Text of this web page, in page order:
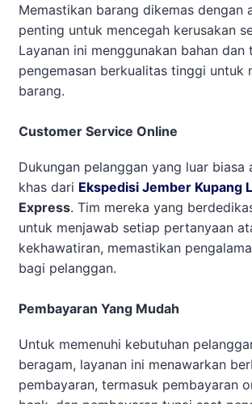
Memastikan barang dikemas dengan
penting untuk mencegah kerusakan
Layanan ini menggunakan bahan dan
pengemasan berkualitas tinggi untuk
barang.
Customer Service Online
Dukungan pelanggan yang luar biasa
khas dari Ekspedisi Jember Kupang
Express. Tim mereka yang
untuk menjawab setiap pertanyaan
kekhawatiran, memastikan
bagi pelanggan.
Pembayaran Yang Mudah
Untuk memenuhi kebutuhan
beragam, layanan ini menawarkan
pembayaran, termasuk pembayaran